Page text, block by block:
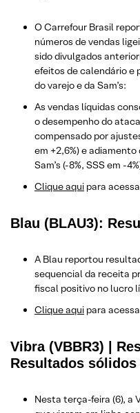
O Carrefour Brasil
números de vendas
sido divulgados
efeitos de calendário e
do varejo e da Sam’s:
As vendas líquidas
o desempenho do
compensado por
em +2,6%) e
Sam’s (-8%, SSS em -
Clique aqui para
Blau (BLAU3):
A Blau reportou
sequencial da receita
fiscal positivo no lucro
Clique aqui para
Vibra (VBBR3) |
Resultados
Nesta terça-feira (6), a